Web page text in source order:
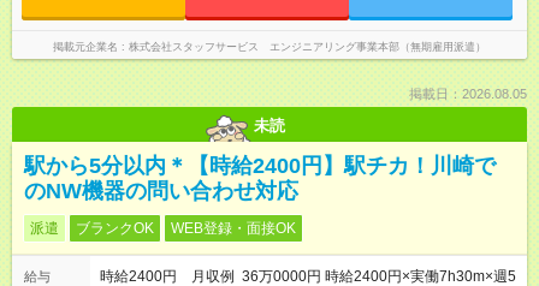
掲載元企業名 株式会社スタッフサービス エンジニアリング事業本部（無期雇用派遣）
掲載日：2026.08.05
未読
駅から5分以内＊【時給2400円】駅チカ！川崎で
のNW機器の問い合わせ対応
派遣 ブランクOK WEB登録・面接OK
給与
時給2400円 月収例 36万0000円 時給2400円×実働7h30m×週5